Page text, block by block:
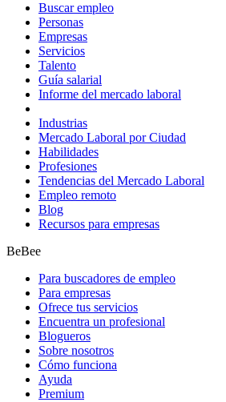
Buscar empleo
Personas
Empresas
Servicios
Talento
Guía salarial
Informe del mercado laboral
Industrias
Mercado Laboral por Ciudad
Habilidades
Profesiones
Tendencias del Mercado Laboral
Empleo remoto
Blog
Recursos para empresas
BeBee
Para buscadores de empleo
Para empresas
Ofrece tus servicios
Encuentra un profesional
Blogueros
Sobre nosotros
Cómo funciona
Ayuda
Premium